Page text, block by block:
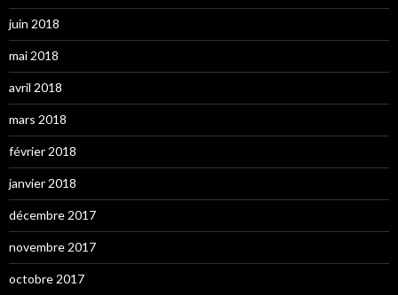
juin 2018
mai 2018
avril 2018
mars 2018
février 2018
janvier 2018
décembre 2017
novembre 2017
octobre 2017